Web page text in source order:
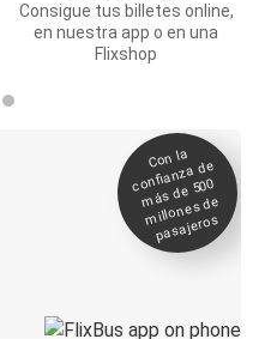
Consigue tus billetes online,
en nuestra app o en una
Flixshop
Con la
confianza de
más de 500
millones de
pasajeros